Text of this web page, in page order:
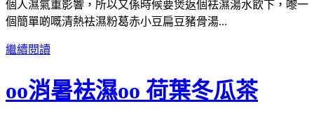
個人濕氣重影響，所以又係時候要煲返個袪濕湯水飲下，嚟一
個簡單啲嘅清熱袪濕粉葛赤小豆扁豆豬骨湯...
繼續閱讀
oo消暑袪濕oo 荷葉冬瓜茶